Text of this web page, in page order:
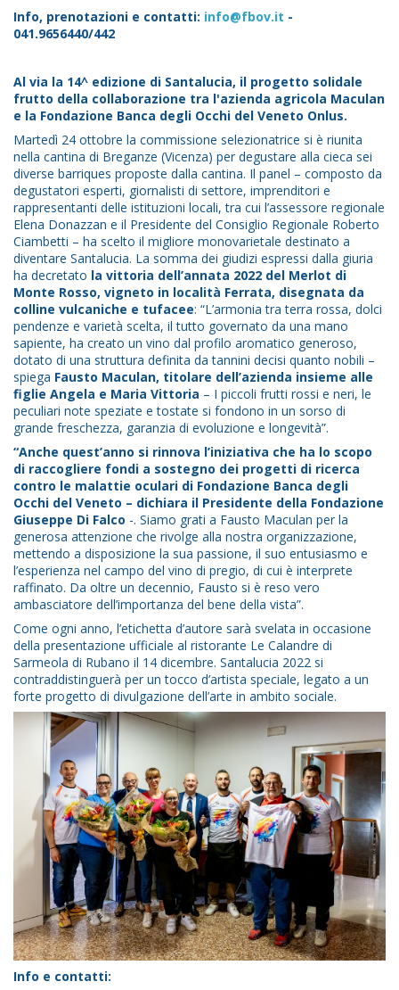
Info, prenotazioni e contatti: info@fbov.it -
041.9656440/442
Al via la 14^ edizione di Santalucia, il progetto solidale
frutto della collaborazione tra l'azienda agricola Maculan
e la Fondazione Banca degli Occhi del Veneto Onlus.
Martedì 24 ottobre la commissione selezionatrice si è riunita
nella cantina di Breganze (Vicenza) per degustare alla cieca sei
diverse barriques proposte dalla cantina. Il panel – composto da
degustatori esperti, giornalisti di settore, imprenditori e
rappresentanti delle istituzioni locali, tra cui l’assessore regionale
Elena Donazzan e il Presidente del Consiglio Regionale Roberto
Ciambetti – ha scelto il migliore monovarietale destinato a
diventare Santalucia. La somma dei giudizi espressi dalla giuria
ha decretato la vittoria dell’annata 2022 del Merlot di
Monte Rosso, vigneto in località Ferrata, disegnata da
colline vulcaniche e tufacee: “L’armonia tra terra rossa, dolci
pendenze e varietà scelta, il tutto governato da una mano
sapiente, ha creato un vino dal profilo aromatico generoso,
dotato di una struttura definita da tannini decisi quanto nobili –
spiega Fausto Maculan, titolare dell’azienda insieme alle
figlie Angela e Maria Vittoria – I piccoli frutti rossi e neri, le
peculiari note speziate e tostate si fondono in un sorso di
grande freschezza, garanzia di evoluzione e longevità”.
“Anche quest’anno si rinnova l’iniziativa che ha lo scopo
di raccogliere fondi a sostegno dei progetti di ricerca
contro le malattie oculari di Fondazione Banca degli
Occhi del Veneto – dichiara il Presidente della Fondazione
Giuseppe Di Falco -. Siamo grati a Fausto Maculan per la
generosa attenzione che rivolge alla nostra organizzazione,
mettendo a disposizione la sua passione, il suo entusiasmo e
l’esperienza nel campo del vino di pregio, di cui è interprete
raffinato. Da oltre un decennio, Fausto si è reso vero
ambasciatore dell’importanza del bene della vista”.
Come ogni anno, l’etichetta d’autore sarà svelata in occasione
della presentazione ufficiale al ristorante Le Calandre di
Sarmeola di Rubano il 14 dicembre. Santalucia 2022 si
contraddistinguerà per un tocco d’artista speciale, legato a un
forte progetto di divulgazione dell’arte in ambito sociale.
Info e contatti: